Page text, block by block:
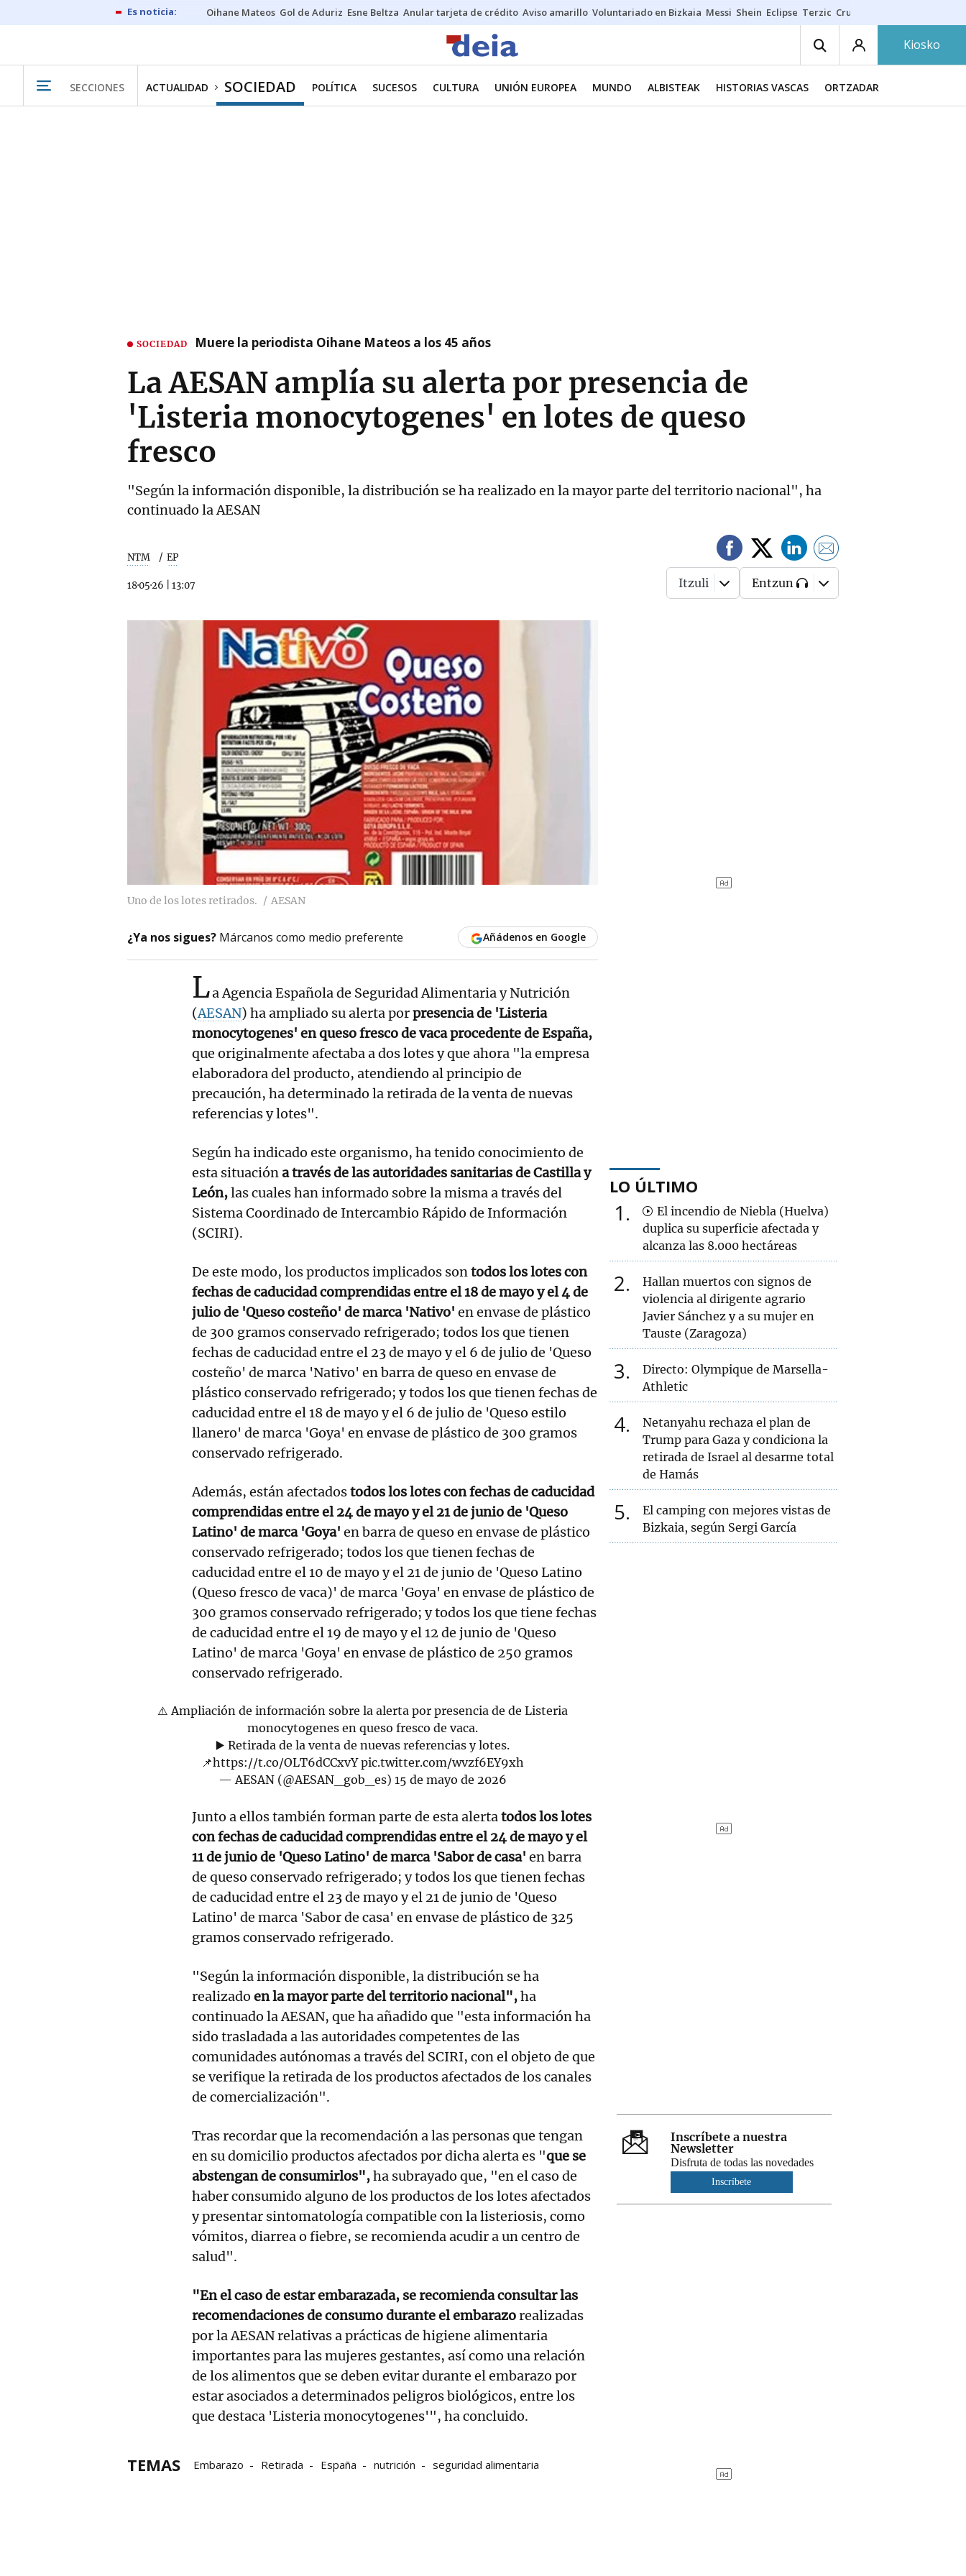
Oihane Mateos Gol de Aduriz Esne Beltza Anular tarjeta de crédito Aviso amarillo Voluntariado en Bizkaia Messi Shein Eclipse Terzic Cruz Gorbeia
Kiosko
SECCIONES ACTUALIDAD SOCIEDAD POLÍTICA SUCESOS CULTURA UNIÓN EUROPEA MUNDO ALBISTEAK HISTORIAS VASCAS ORTZADAR
SOCIEDAD Muere la periodista Oihane Mateos a los 45 años
La AESAN amplía su alerta por presencia de
'Listeria monocytogenes' en lotes de queso
fresco
"Según la información disponible, la distribución se ha realizado en la mayor parte del territorio nacional", ha
continuado la AESAN
NTM EP
18·05·26 13:07 Itzuli Entzun
Uno de los lotes retirados. AESAN
¿Ya nos sigues? Márcanos como medio preferente Añádenos en Google
La Agencia Española de Seguridad Alimentaria y Nutrición
(AESAN) ha ampliado su alerta porpresencia de 'Listeria
monocytogenes' en queso fresco de vaca procedente de España,
que originalmente afectaba a dos lotes y que ahora "la empresa
elaboradora del producto, atendiendo al principio de
precaución, ha determinado la retirada de la venta de nuevas
referencias y lotes".
Según ha indicado este organismo, ha tenido conocimiento de
esta situacióna través de las autoridades sanitarias de Castilla y
León,las cuales han informado sobre la misma a través del
Sistema Coordinado de Intercambio Rápido de Información
(SCIRI).
De este modo, los productos implicados sontodos los lotes con
fechas de caducidad comprendidas entre el 18 de mayo y el 4 de
julio de 'Queso costeño' de marca 'Nativo' en envase de plástico
de 300 gramos conservado refrigerado; todos los que tienen
fechas de caducidad entre el 23 de mayo y el 6 de julio de 'Queso
costeño' de marca 'Nativo' en barra de queso en envase de
plástico conservado refrigerado; y todos los que tienen fechas de
caducidad entre el 18 de mayo y el 6 de julio de 'Queso estilo
llanero' de marca 'Goya' en envase de plástico de 300 gramos
conservado refrigerado.
Además, están afectadostodos los lotes con fechas de caducidad
comprendidas entre el 24 de mayo y el 21 de junio de 'Queso
Latino' de marca 'Goya' en barra de queso en envase de plástico
conservado refrigerado; todos los que tienen fechas de
caducidad entre el 10 de mayo y el 21 de junio de 'Queso Latino
(Queso fresco de vaca)' de marca 'Goya' en envase de plástico de
300 gramos conservado refrigerado; y todos los que tiene fechas
de caducidad entre el 19 de mayo y el 12 de junio de 'Queso
Latino' de marca 'Goya' en envase de plástico de 250 gramos
conservado refrigerado.
⚠️ Ampliación de información sobre la alerta por presencia de de Listeria
monocytogenes en queso fresco de vaca.
▶️ Retirada de la venta de nuevas referencias y lotes.
📌https://t.co/OLT6dCCxvY pic.twitter.com/wvzf6EY9xh
— AESAN (@AESAN_gob_es) 15 de mayo de 2026
Junto a ellos también forman parte de esta alertatodos los lotes
con fechas de caducidad comprendidas entre el 24 de mayo y el
11 de junio de 'Queso Latino' de marca 'Sabor de casa' en barra
de queso conservado refrigerado; y todos los que tienen fechas
de caducidad entre el 23 de mayo y el 21 de junio de 'Queso
Latino' de marca 'Sabor de casa' en envase de plástico de 325
gramos conservado refrigerado.
"Según la información disponible, la distribución se ha
realizado en la mayor parte del territorio nacional",ha
continuado la AESAN, que ha añadido que "esta información ha
sido trasladada a las autoridades competentes de las
comunidades autónomas a través del SCIRI, con el objeto de que
se verifique la retirada de los productos afectados de los canales
de comercialización".
Tras recordar que la recomendación a las personas que tengan
en su domicilio productos afectados por dicha alerta es "que se
abstengan de consumirlos",ha subrayado que, "en el caso de
haber consumido alguno de los productos de los lotes afectados
y presentar sintomatología compatible con la listeriosis, como
vómitos, diarrea o fiebre, se recomienda acudir a un centro de
salud".
"En el caso de estar embarazada, se recomienda consultar las
recomendaciones de consumo durante el embarazorealizadas
por la AESAN relativas a prácticas de higiene alimentaria
importantes para las mujeres gestantes, así como una relación
de los alimentos que se deben evitar durante el embarazo por
estar asociados a determinados peligros biológicos, entre los
que destaca 'Listeria monocytogenes'", ha concluido.
TEMAS Embarazo Retirada España nutrición seguridad alimentaria
LO ÚLTIMO
1
El incendio de Niebla (Huelva)
duplica su superficie afectada y
alcanza las 8.000 hectáreas
2
Hallan muertos con signos de
violencia al dirigente agrario
Javier Sánchez y a su mujer en
Tauste (Zaragoza)
3
Directo: Olympique de Marsella-
Athletic
4
Netanyahu rechaza el plan de
Trump para Gaza y condiciona la
retirada de Israel al desarme total
de Hamás
5
El camping con mejores vistas de
Bizkaia, según Sergi García
Inscríbete a nuestra
Newsletter
Disfruta de todas las novedades
Inscríbete